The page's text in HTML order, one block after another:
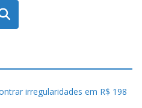
irregularidades em R$ 198